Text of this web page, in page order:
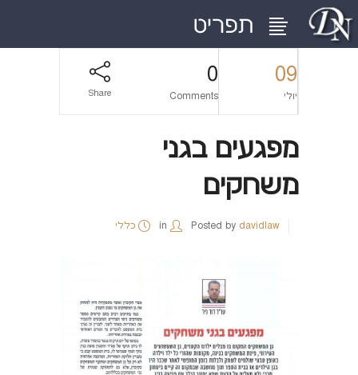
09
יולי
0
Comments
Share
מפגעים בגני
משחקים
Posted by davidlaw
in כללי